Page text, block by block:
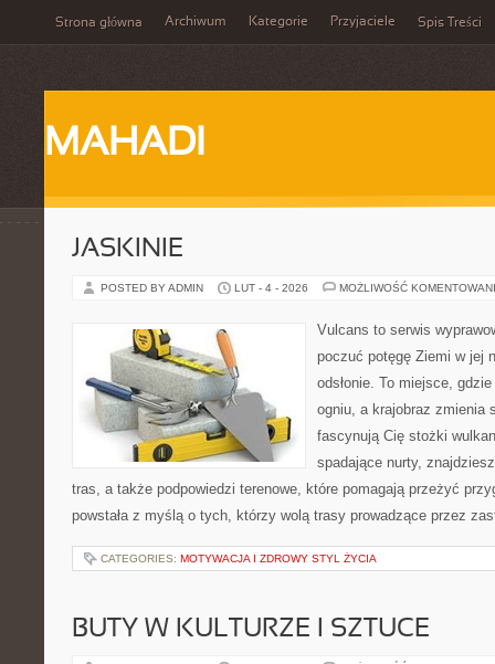
Strona główna Archiwum Kategorie Przyjaciele Spis Treści
MAHADI
JASKINIE
POSTED BY ADMIN LUT - 4 - 2026 MOŻLIWOŚĆ
Vulcans to serwis
poczuć potęgę Ziemi w jej
odsłonie. To miejsce,
ogniu, a krajobraz zmienia
fascynują Cię stożki
spadające nurty,
tras, a także podpowiedzi terenowe, które pomagają przeżyć
powstała z myślą o tych, którzy wolą trasy prowadzące przez
CATEGORIES: MOTYWACJA I ZDROWY STYL ŻYCIA
BUTY W KULTURZE I SZTUCE